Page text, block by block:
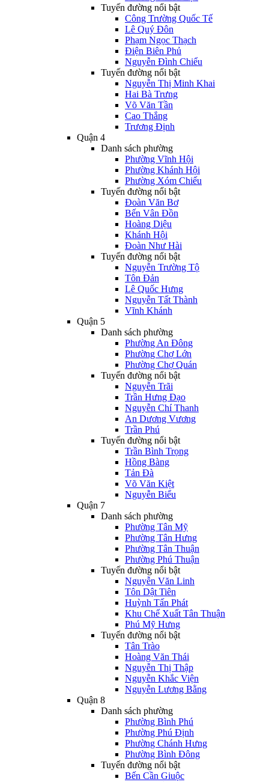
Tuyến đường nổi bật
Công Trường Quốc Tế
Lê Quý Đôn
Phạm Ngọc Thạch
Điện Biên Phủ
Nguyễn Đình Chiểu
Tuyến đường nổi bật
Nguyễn Thị Minh Khai
Hai Bà Trưng
Võ Văn Tần
Cao Thắng
Trương Định
Quận 4
Danh sách phường
Phường Vĩnh Hội
Phường Khánh Hội
Phường Xóm Chiếu
Tuyến đường nổi bật
Đoàn Văn Bơ
Bến Vân Đồn
Hoàng Diệu
Khánh Hội
Đoàn Như Hài
Tuyến đường nổi bật
Nguyễn Trường Tộ
Tôn Đản
Lê Quốc Hưng
Nguyễn Tất Thành
Vĩnh Khánh
Quận 5
Danh sách phường
Phường An Đông
Phường Chợ Lớn
Phường Chợ Quán
Tuyến đường nổi bật
Nguyễn Trãi
Trần Hưng Đạo
Nguyễn Chí Thanh
An Dương Vương
Trần Phú
Tuyến đường nổi bật
Trần Bình Trọng
Hồng Bàng
Tản Đà
Võ Văn Kiệt
Nguyễn Biểu
Quận 7
Danh sách phường
Phường Tân Mỹ
Phường Tân Hưng
Phường Tân Thuận
Phường Phú Thuận
Tuyến đường nổi bật
Nguyễn Văn Linh
Tôn Dật Tiên
Huỳnh Tấn Phát
Khu Chế Xuất Tân Thuận
Phú Mỹ Hưng
Tuyến đường nổi bật
Tân Trào
Hoàng Văn Thái
Nguyễn Thị Thập
Nguyễn Khắc Viện
Nguyễn Lương Bằng
Quận 8
Danh sách phường
Phường Bình Phú
Phường Phú Định
Phường Chánh Hưng
Phường Bình Đông
Tuyến đường nổi bật
Bến Cần Giuộc